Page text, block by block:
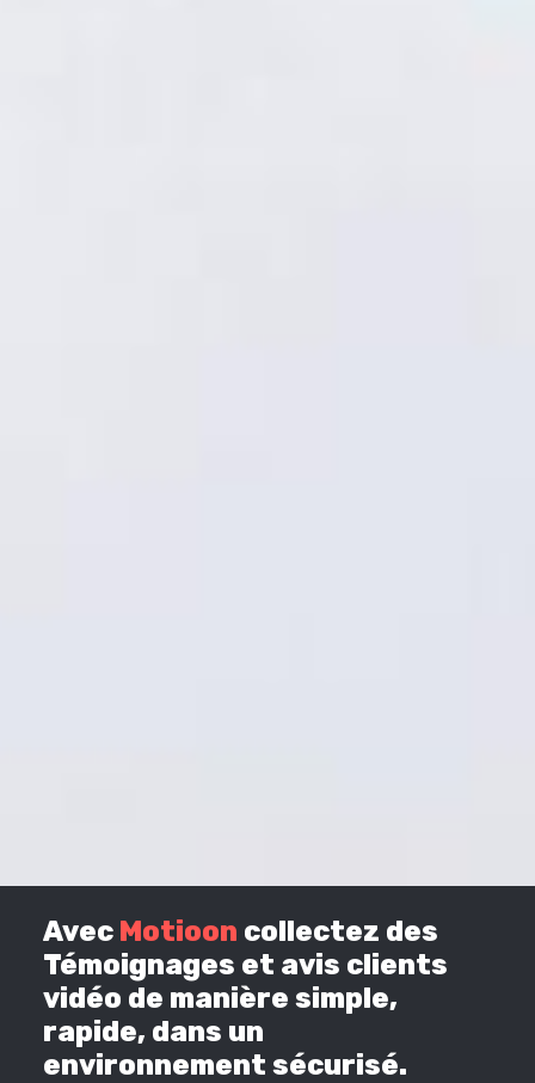
Avec Motioon collectez des
Témoignages et avis clients
vidéo de manière simple,
rapide, dans un
environnement sécurisé.